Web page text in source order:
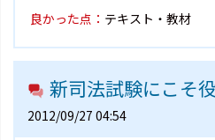
良かった点： テキスト・教材
新司法試験にこそ
2012/09/27 04:54